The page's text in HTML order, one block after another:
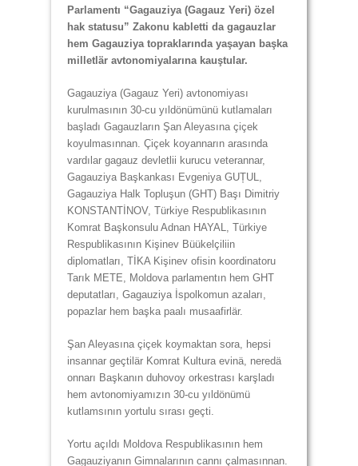
Parlamentı “Gagauziya (Gagauz Yeri) özel
hak statusu” Zakonu kabletti da gagauzlar
hem Gagauziya topraklarında yaşayan başka
milletlär avtonomiyalarına kauştular.
Gagauziya (Gagauz Yeri) avtonomiyası
kurulmasının 30-cu yıldönümünü kutlamaları
başladı Gagauzların Şan Aleyasına çiçek
koyulmasınnan. Çiçek koyannarın arasında
vardılar gagauz devletlii kurucu veterannar,
Gagauziya Başkankası Evgeniya GUȚUL,
Gagauziya Halk Topluşun (GHT) Başı Dimitriy
KONSTANTİNOV, Türkiye Respublikasının
Komrat Başkonsulu Adnan HAYAL, Türkiye
Respublikasının Kişinev Büükelçiliin
diplomatları, TİKA Kişinev ofisin koordinatoru
Tarık METE, Moldova parlamentın hem GHT
deputatları, Gagauziya İspolkomun azaları,
popazlar hem başka paalı musaafirlär.
Şan Aleyasına çiçek koymaktan sora, hepsi
insannar geçtilär Komrat Kultura evinä, neredä
onnarı Başkanın duhovoy orkestrası karşladı
hem avtonomiyamızın 30-cu yıldönümü
kutlamsının yortulu sırası geçti.
Yortu açıldı Moldova Respublikasının hem
Gagauziyanın Gimnalarının cannı çalmasınnan.